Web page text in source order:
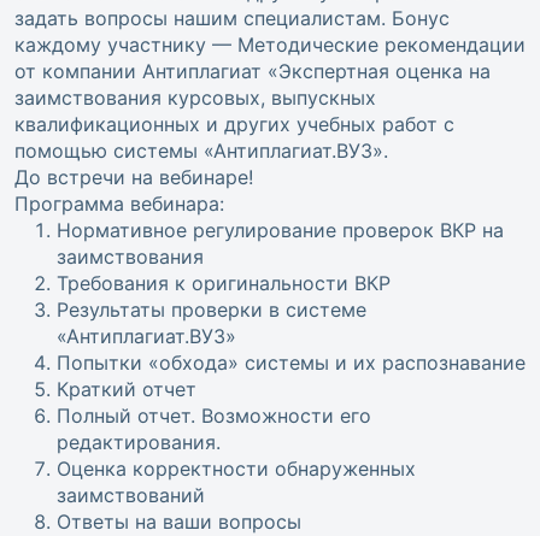
задать вопросы нашим специалистам. Бонус
каждому участнику — Методические рекомендации
от компании Антиплагиат «Экспертная оценка на
заимствования курсовых, выпускных
квалификационных и других учебных работ с
помощью системы «Антиплагиат.ВУЗ».
До встречи на вебинаре!
Программа вебинара:
Нормативное регулирование проверок ВКР на
заимствования
Требования к оригинальности ВКР
Результаты проверки в системе
«Антиплагиат.ВУЗ»
Попытки «обхода» системы и их распознавание
Краткий отчет
Полный отчет. Возможности его
редактирования.
Оценка корректности обнаруженных
заимствований
Ответы на ваши вопросы